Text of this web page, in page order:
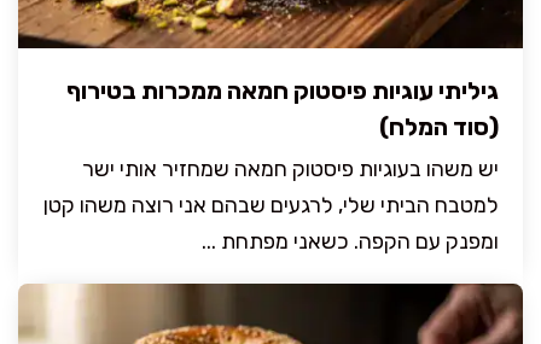
גיליתי עוגיות פיסטוק חמאה ממכרות בטירוף
(סוד המלח)
יש משהו בעוגיות פיסטוק חמאה שמחזיר אותי ישר
למטבח הביתי שלי, לרגעים שבהם אני רוצה משהו קטן
ומפנק עם הקפה. כשאני מפתחת ...